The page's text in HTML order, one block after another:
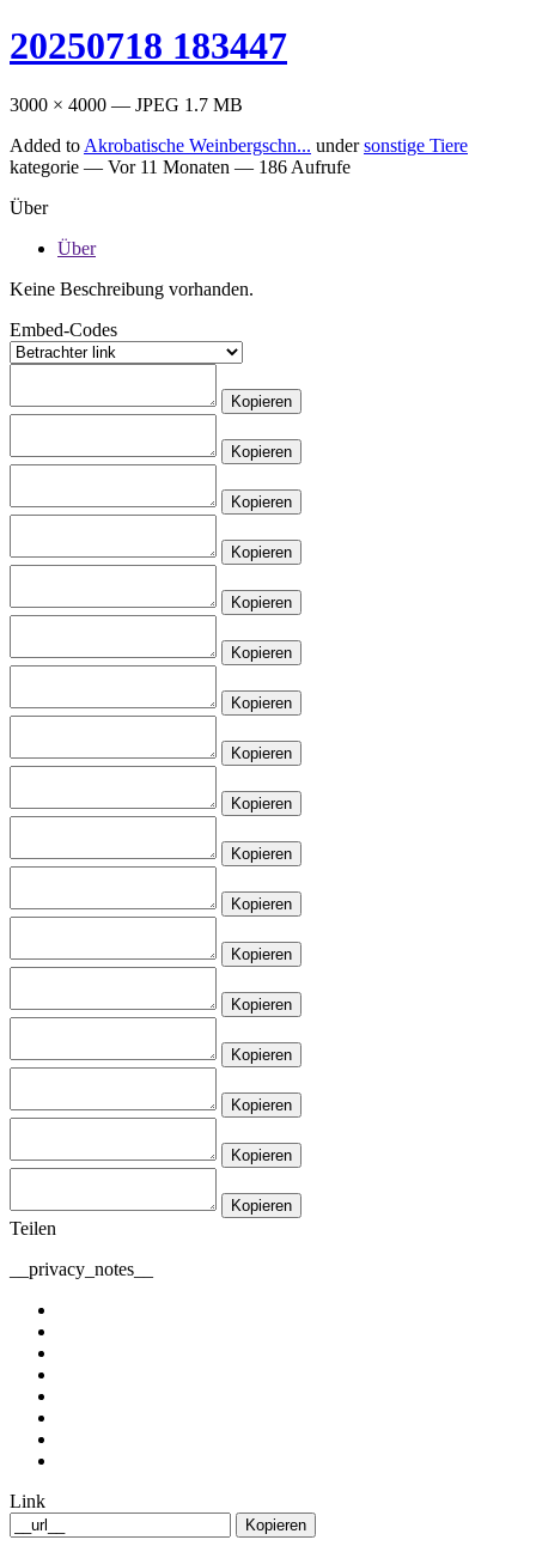
20250718 183447
3000 × 4000 — JPEG 1.7 MB
Added to Akrobatische Weinbergschn... undersonstige Tiere
kategorie — Vor 11 Monaten — 186 Aufrufe
Über
Über
Keine Beschreibung vorhanden.
Embed-Codes
Kopieren
Kopieren
Kopieren
Kopieren
Kopieren
Kopieren
Kopieren
Kopieren
Kopieren
Kopieren
Kopieren
Kopieren
Kopieren
Kopieren
Kopieren
Kopieren
Kopieren
Teilen
__privacy_notes__
Link
Kopieren